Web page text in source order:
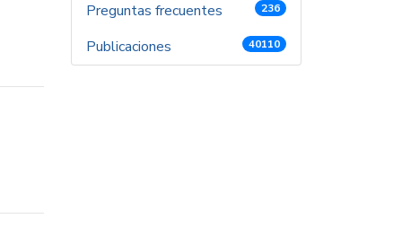
Preguntas frecuentes 236
Publicaciones 40110